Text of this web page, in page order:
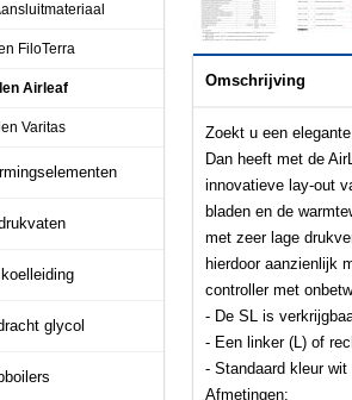
FiloTerra
Airleaf
Varitas
glycol
Omschrijving
Zoekt u een
Dan heeft met de
innovatieve lay-out
bladen en de
met zeer lage
hierdoor aanzienlijk
controller met
- De SL is
- Een linker (L) of
- Standaard kleur wit
Afmetingen: